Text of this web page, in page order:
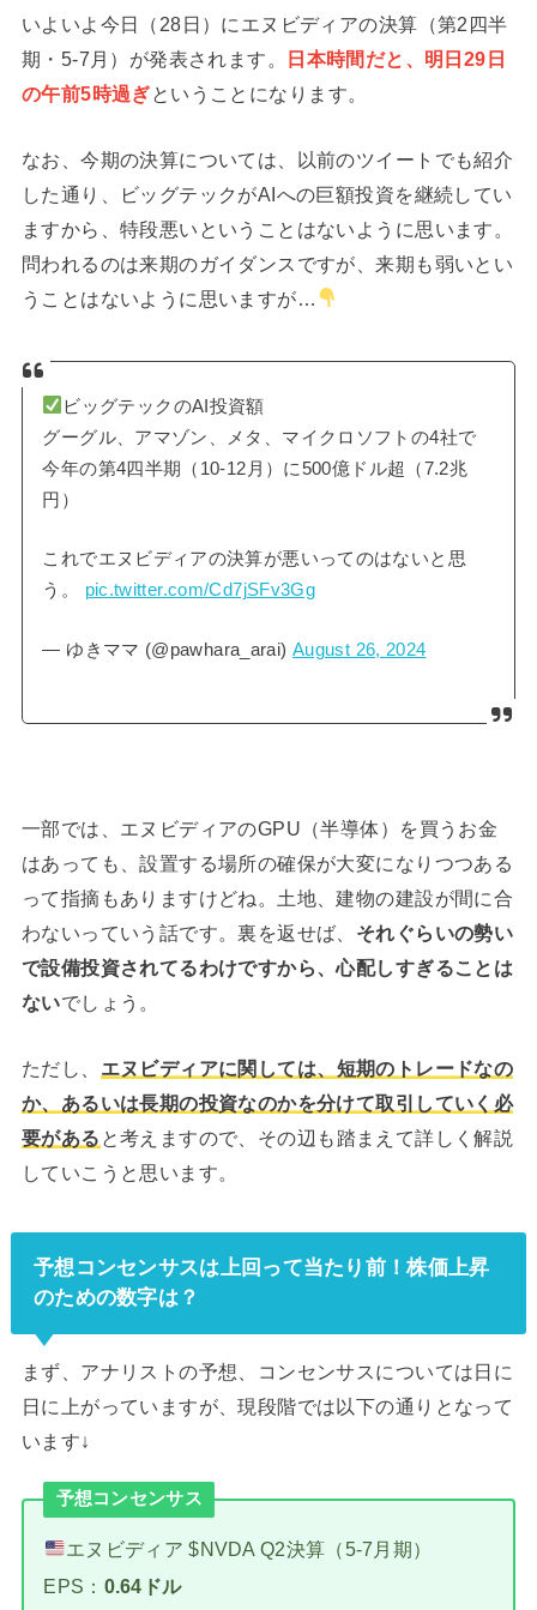
いよいよ今日（28日）にエヌビディアの決算（第2四半
期・5-7月）が発表されます。
日本時間だと、明日29日
の午前5時過ぎ ということになります。
なお、今期の決算については、以前のツイートでも紹介
した通り、ビッグテックがAIへの巨額投資を継続してい
ますから、特段悪いということはないように思います。
問われるのは来期のガイダンスですが、来期も弱いとい
うことはないように思いますが…
ビッグテックのAI投資額
グーグル、アマゾン、メタ、マイクロソフトの4社で
今年の第4四半期（10-12月）に500億ドル超（7.2兆
円）
これでエヌビディアの決算が悪いってのはないと思
う。 pic.twitter.com/Cd7jSFv3Gg
— ゆきママ (@pawhara_arai) August 26, 2024
一部では、エヌビディアのGPU（半導体）を買うお金
はあっても、設置する場所の確保が大変になりつつある
って指摘もありますけどね。土地、建物の建設が間に合
わないっていう話です。裏を返せば、 それぐらいの勢い
で設備投資されてるわけですから、心配しすぎることは
ないでしょう。
ただし、 エヌビディアに関しては、短期のトレードなの
か、あるいは長期の投資なのかを分けて取引していく必
要がある と考えますので、その辺も踏まえて詳しく解説
していこうと思います。
予想コンセンサスは上回って当たり前！株価上昇
のための数字は？
まず、アナリストの予想、コンセンサスについては日に
日に上がっていますが、現段階では以下の通りとなって
います↓
予想コンセンサス
エヌビディア $NVDA Q2決算（5-7月期）
EPS： 0.64ドル